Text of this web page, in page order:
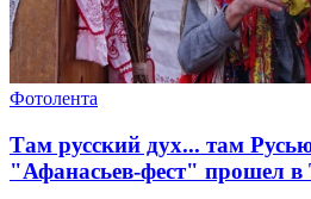
Фотолента
Там русский дух... там
"Афанасьев-фест" прошел в